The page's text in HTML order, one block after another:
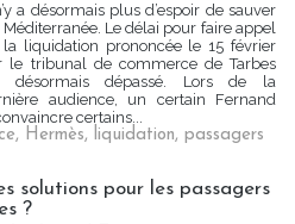
a désormais plus d’espoir de sauver
Le délai pour faire appel
liquidation prononcée le 15 février
le tribunal de commerce de Tarbes
désormais dépassé. Lors de la
audience, un certain Fernand
certains...
, Hermès, liquidation, passagers
solutions pour les passagers
?